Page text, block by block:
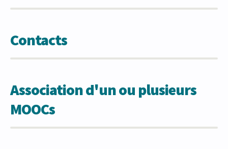
Contacts
Association d'un ou plusieurs
MOOCs